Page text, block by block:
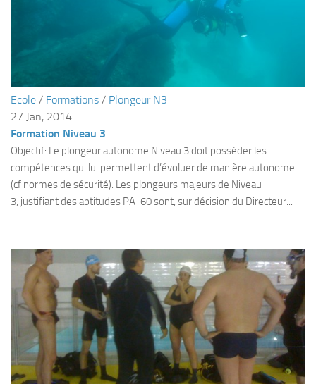
NAGE
NAP / NEV
Agenda
Les Palmes du Lac
Résultats Compétitions
MATERIEL
Occasions
Ecole / Formations / Plongeur N3
27 Jan, 2014
Formation Niveau 3
Objectif: Le plongeur autonome Niveau 3 doit posséder les
compétences qui lui permettent d’évoluer de manière autonome
(cf normes de sécurité). Les plongeurs majeurs de Niveau
3, justifiant des aptitudes PA-60 sont, sur décision du Directeur...